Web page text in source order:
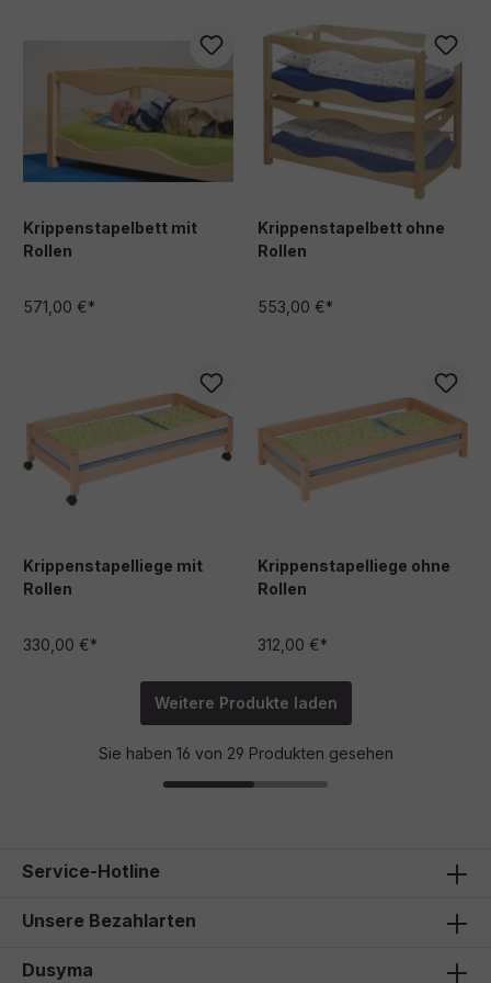
Krippenstapelbett mit
Rollen
571,00 €*
Krippenstapelbett ohne
Rollen
553,00 €*
Krippenstapelliege mit
Rollen
330,00 €*
Krippenstapelliege ohne
Rollen
312,00 €*
Weitere Produkte laden
Sie haben 16 von 29 Produkten gesehen
Service-Hotline
Unsere Bezahlarten
Dusyma